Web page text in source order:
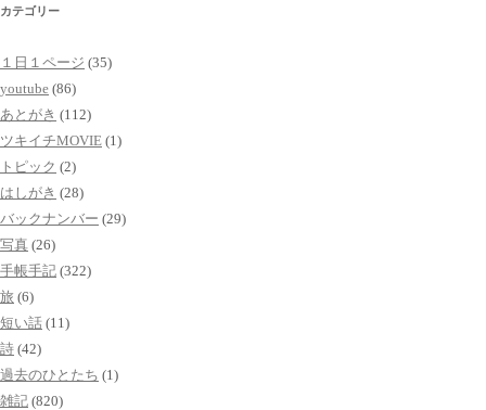
カテゴリー
１日１ページ (35)
youtube (86)
あとがき (112)
ツキイチMOVIE (1)
トピック (2)
はしがき (28)
バックナンバー (29)
写真 (26)
手帳手記 (322)
旅 (6)
短い話 (11)
詩 (42)
過去のひとたち (1)
雑記 (820)